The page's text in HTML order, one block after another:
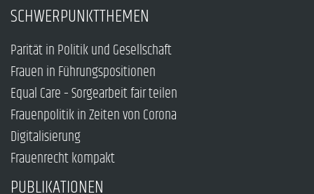
SCHWERPUNKTTHEMEN
Parität in Politik und Gesellschaft
Frauen in Führungspositionen
Equal Care – Sorgearbeit fair teilen
Frauenpolitik in Zeiten von Corona
Digitalisierung
Frauenrecht kompakt
PUBLIKATIONEN